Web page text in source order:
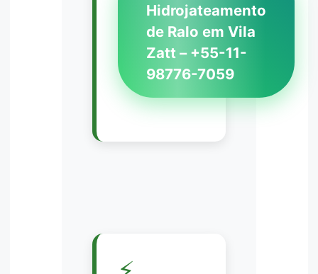
Hidrojateamento
de Ralo em Vila
Zatt – +55-11-
98776-7059